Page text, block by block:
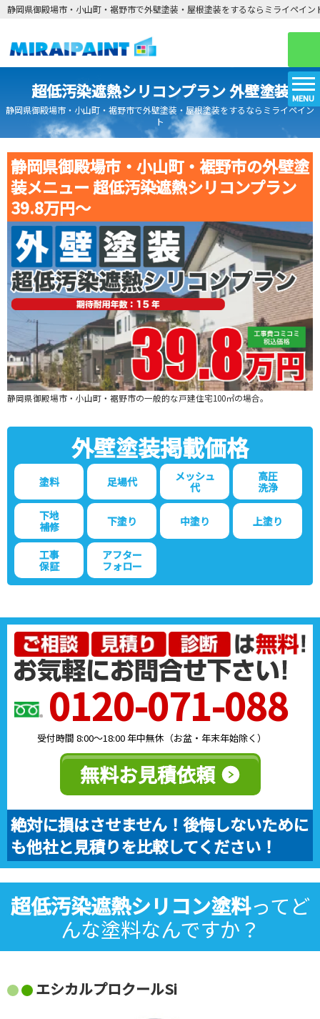
静岡県御殿場市・小山町・裾野市で外壁塗装・屋根塗装をするならミライペイン
MENU
超低汚染遮熱シリコンプラン 外壁塗装
静岡県御殿場市・小山町・裾野市で外壁塗装・屋根塗装をするならミライペイン
ト
静岡県御殿場市・小山町・裾野市の外壁塗
装メニュー 超低汚染遮熱シリコンプラン
39.8万円〜
静岡県御殿場市・小山町・裾野市の一般的な戸建住宅100㎡の場合。
外壁塗装掲載価格
塗料 足場代
メッシュ
代
高圧
洗浄
下地
補修
下塗り 中塗り 上塗り
工事
保証
アフター
フォロー
0120-071-088
受付時間 8:00～18:00 年中無休（お盆・年末年始除く）
無料お見積依頼
絶対に損はさせません！後悔しないために
も他社と見積りを比較してください！
超低汚染遮熱シリコン塗料ってど
んな塗料なんですか？
エシカルプロクールSi